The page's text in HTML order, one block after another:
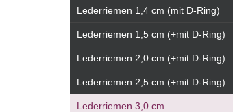
Lederriemen 1,4 cm (mit D-Ring)
Lederriemen 1,5 cm (+mit D-Ring)
Lederriemen 2,0 cm (+mit D-Ring)
Lederriemen 2,5 cm (+mit D-Ring)
Lederriemen 3,0 cm